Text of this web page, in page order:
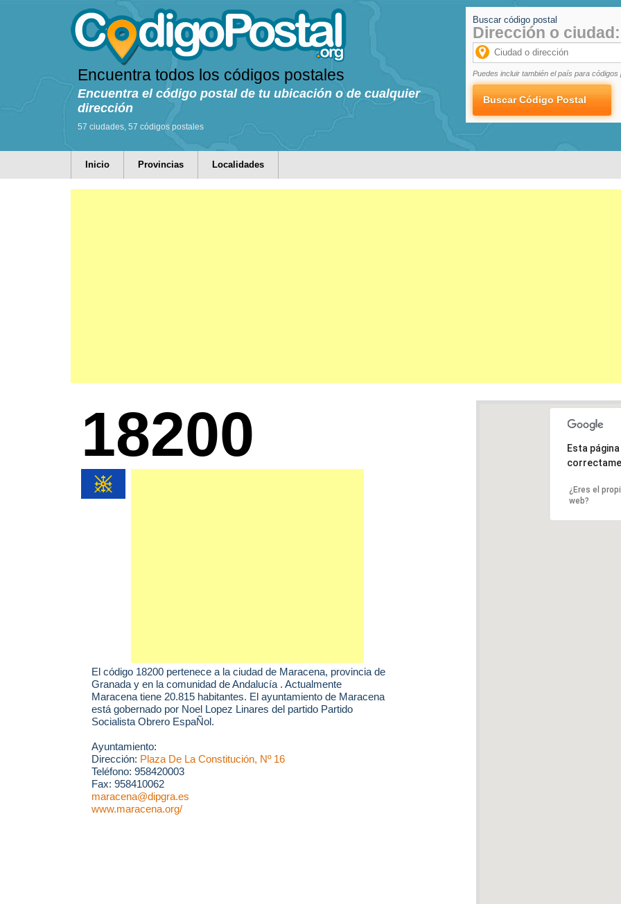
Encuentra todos los códigos postales
Encuentra el código postal de tu ubicación o de cualquier
dirección
57 ciudades, 57 códigos postales
Buscar código postal
Dirección o ciudad:
Puedes incluir también el país para códigos
Inicio Provincias Localidades
18200
El código 18200 pertenece a la ciudad de Maracena, provincia de
Granada y en la comunidad de Andalucía . Actualmente
Maracena tiene 20.815 habitantes. El ayuntamiento de Maracena
está gobernado por Noel Lopez Linares del partido Partido
Socialista Obrero EspaÑol.
Ayuntamiento:
Dirección: Plaza De La Constitución, Nº 16
Teléfono: 958420003
Fax: 958410062
maracena@dipgra.es
www.maracena.org/
Esta
¿Eres el
web?